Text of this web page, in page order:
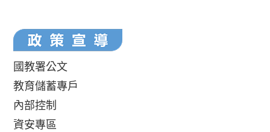
國教署公文
教育儲蓄專戶
內部控制
資安專區